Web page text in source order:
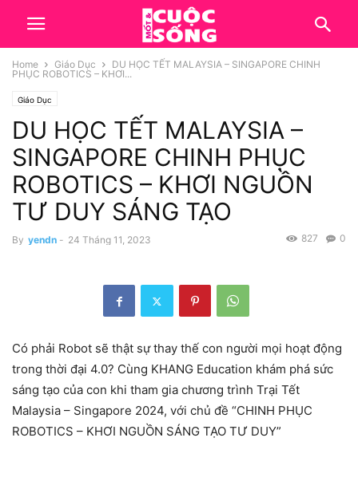
Home Giáo Dục
DU HỌC TẾT MALAYSIA – SINGAPORE CHINH
PHỤC ROBOTICS – KHƠI...
Giáo Dục
DU HỌC TẾT MALAYSIA –
SINGAPORE CHINH PHỤC
ROBOTICS – KHƠI NGUỒN
TƯ DUY SÁNG TẠO
By yendn - 24 Tháng 11, 2023 0
827
Có phải Robot sẽ thật sự thay thế con người mọi hoạt động
trong thời đại 4.0? Cùng KHANG Education khám phá sức
sáng tạo của con khi tham gia chương trình Trại Tết
Malaysia – Singapore 2024, với chủ đề “CHINH PHỤC
ROBOTICS – KHƠI NGUỒN SÁNG TẠO TƯ DUY”